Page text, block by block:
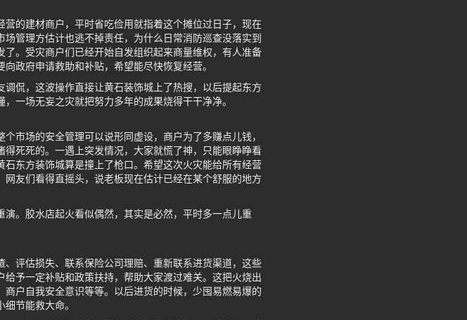
的建材商户，平时省吃俭用就指着这个摊位过日子，现在
管理方估计也逃不掉责任，为什么日常消防巡查没落实到
。受灾商户们已经开始自发组织起来商量维权，有人准备
政府申请救助和补贴，希望能尽快恢复经营。
侃，这波操作直接让黄石装饰城上了热搜，以后提起东方
一场无妄之灾就把努力多年的成果烧得干干净净。
市场的安全管理可以说形同虚设，商户为了多赚点儿钱，
死死的。一遇上突发情况，大家就慌了神，只能眼睁睁看
东方装饰城算是撞上了枪口。希望这次火灾能给所有经营
友们看得直摇头，说老板现在估计已经在某个舒服的地方
。胶水店起火看似偶然，其实是必然，平时多一点儿重
评估损失、联系保险公司理赔、重新联系进货渠道，这些
予一定补贴和政策扶持，帮助大家渡过难关。这把火烧出
户自我安全意识等等。以后进货的时候，少囤易燃易爆的
节能救大命。